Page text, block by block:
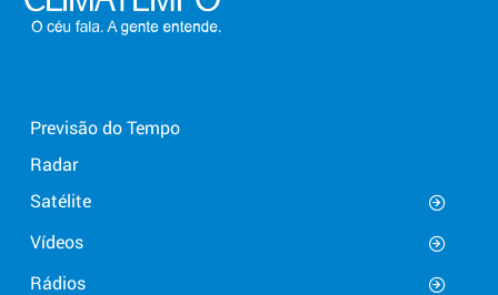
Previsão do Tempo
Radar
Satélite
Vídeos
Rádios